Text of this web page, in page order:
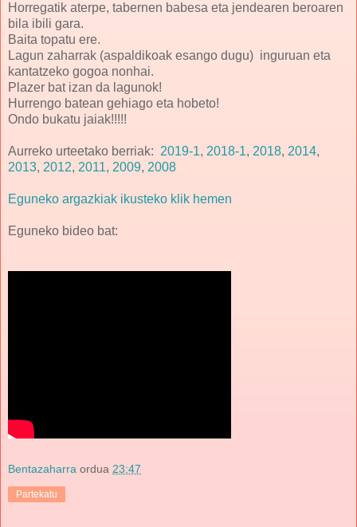
Horregatik aterpe, tabernen babesa eta jendearen beroaren
bila ibili gara.
Baita topatu ere.
Lagun zaharrak (aspaldikoak esango dugu) inguruan eta
kantatzeko gogoa nonhai.
Plazer bat izan da lagunok!
Hurrengo batean gehiago eta hobeto!
Ondo bukatu jaiak!!!!!
Aurreko urteetako berriak: 2019-1, 2018-1, 2018, 2014,
2013, 2012, 2011, 2009, 2008
Eguneko argazkiak ikusteko klik hemen
Eguneko bideo bat:
Bentazaharra ordua 23:47
Partekatu